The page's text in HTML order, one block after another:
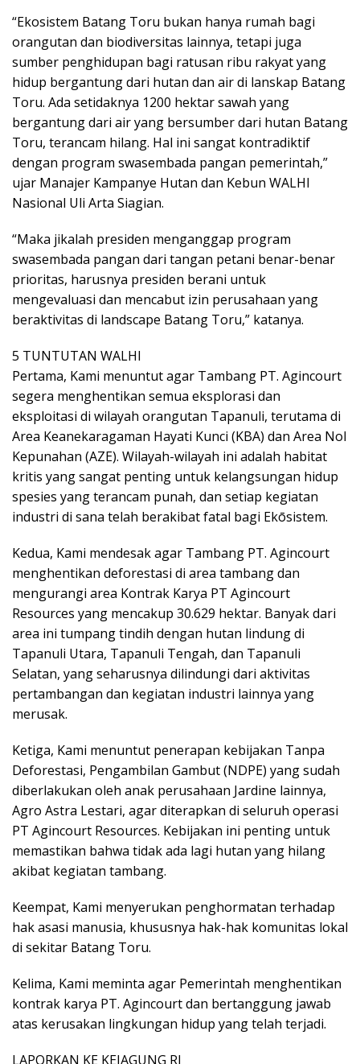
“Ekosistem Batang Toru bukan hanya rumah bagi
orangutan dan biodiversitas lainnya, tetapi juga
sumber penghidupan bagi ratusan ribu rakyat yang
hidup bergantung dari hutan dan air di lanskap Batang
Toru. Ada setidaknya 1200 hektar sawah yang
bergantung dari air yang bersumber dari hutan Batang
Toru, terancam hilang. Hal ini sangat kontradiktif
dengan program swasembada pangan pemerintah,”
ujar Manajer Kampanye Hutan dan Kebun WALHI
Nasional Uli Arta Siagian.
“Maka jikalah presiden menganggap program
swasembada pangan dari tangan petani benar-benar
prioritas, harusnya presiden berani untuk
mengevaluasi dan mencabut izin perusahaan yang
beraktivitas di landscape Batang Toru,” katanya.
5 TUNTUTAN WALHI
Pertama, Kami menuntut agar Tambang PT. Agincourt
segera menghentikan semua eksplorasi dan
eksploitasi di wilayah orangutan Tapanuli, terutama di
Area Keanekaragaman Hayati Kunci (KBA) dan Area Nol
Kepunahan (AZE). Wilayah-wilayah ini adalah habitat
kritis yang sangat penting untuk kelangsungan hidup
spesies yang terancam punah, dan setiap kegiatan
industri di sana telah berakibat fatal bagi Ekōsistem.
Kedua, Kami mendesak agar Tambang PT. Agincourt
menghentikan deforestasi di area tambang dan
mengurangi area Kontrak Karya PT Agincourt
Resources yang mencakup 30.629 hektar. Banyak dari
area ini tumpang tindih dengan hutan lindung di
Tapanuli Utara, Tapanuli Tengah, dan Tapanuli
Selatan, yang seharusnya dilindungi dari aktivitas
pertambangan dan kegiatan industri lainnya yang
merusak.
Ketiga, Kami menuntut penerapan kebijakan Tanpa
Deforestasi, Pengambilan Gambut (NDPE) yang sudah
diberlakukan oleh anak perusahaan Jardine lainnya,
Agro Astra Lestari, agar diterapkan di seluruh operasi
PT Agincourt Resources. Kebijakan ini penting untuk
memastikan bahwa tidak ada lagi hutan yang hilang
akibat kegiatan tambang.
Keempat, Kami menyerukan penghormatan terhadap
hak asasi manusia, khususnya hak-hak komunitas lokal
di sekitar Batang Toru.
Kelima, Kami meminta agar Pemerintah menghentikan
kontrak karya PT. Agincourt dan bertanggung jawab
atas kerusakan lingkungan hidup yang telah terjadi.
LAPORKAN KE KEJAGUNG RI